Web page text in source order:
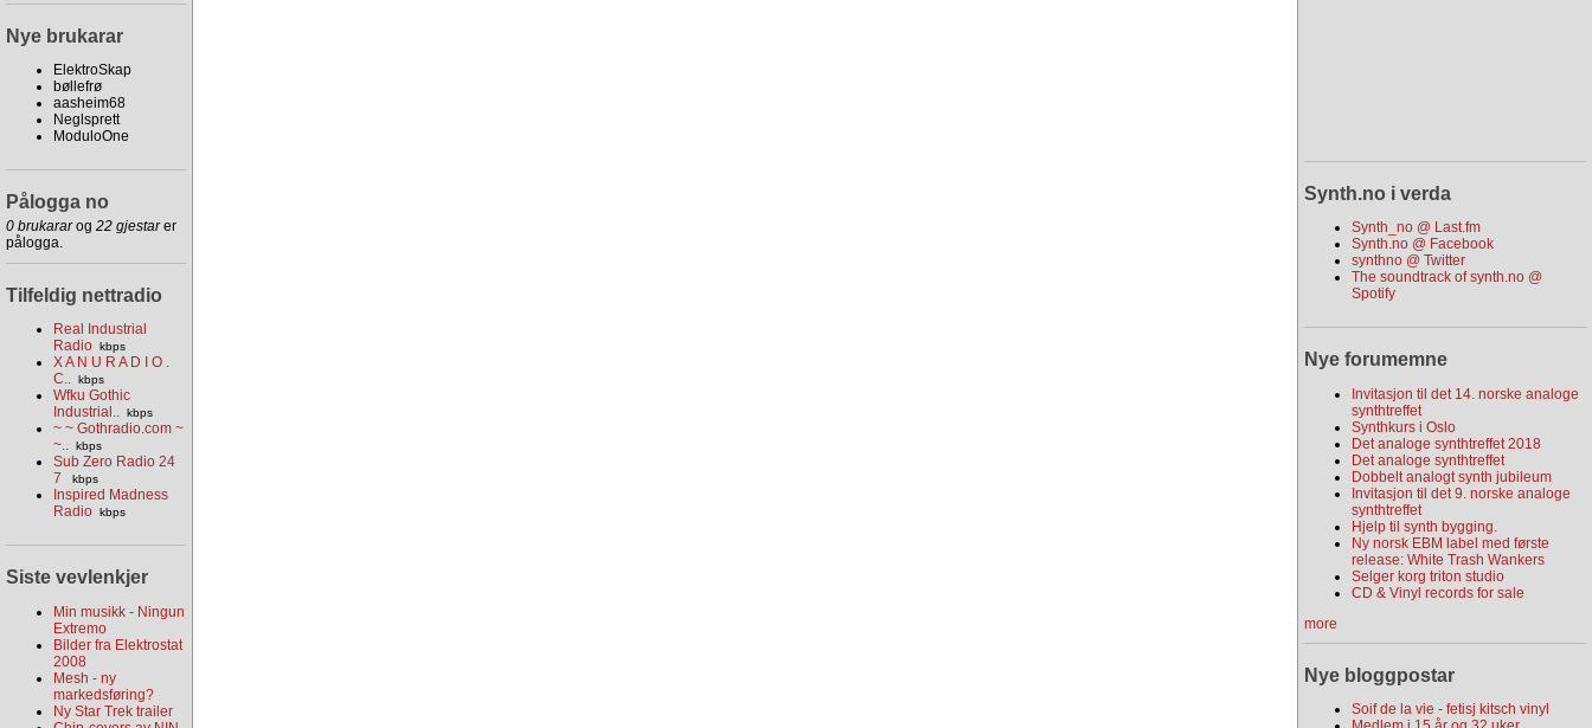
Nye brukarar
ElektroSkap
bøllefrø
aasheim68
Neglsprett
ModuloOne
Pålogga no
0 brukararog 22 gjestarer
pålogga.
Tilfeldig nettradio
Real Industrial
Radio kbps
X A N U R A D I O .
C.. kbps
Wfku Gothic
Industrial.. kbps
~ ~ Gothradio.com ~
~.. kbps
Sub Zero Radio 24
7
kbps
Inspired Madness
Radio kbps
Siste vevlenkjer
Min musikk - Ningun
Extremo
Bilder fra Elektrostat
2008
Mesh - ny
markedsføring?
Ny Star Trek trailer
Synth.no i verda
Synth_no @ Last.fm
Synth.no @ Facebook
synthno @ Twitter
The soundtrack of synth.no @
Spotify
Nye forumemne
Invitasjon til det 14. norske analoge
synthtreffet
Synthkurs i Oslo
Det analoge synthtreffet 2018
Det analoge synthtreffet
Dobbelt analogt synth jubileum
Invitasjon til det 9. norske analoge
synthtreffet
Hjelp til synth bygging.
Ny norsk EBM label med første
release: White Trash Wankers
Selger korg triton studio
CD & Vinyl records for sale
more
Nye bloggpostar
Soif de la vie - fetisj kitsch vinyl